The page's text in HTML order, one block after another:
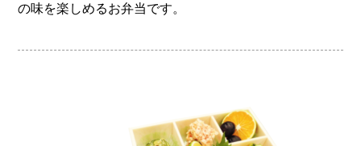
の味を楽しめるお弁当です。